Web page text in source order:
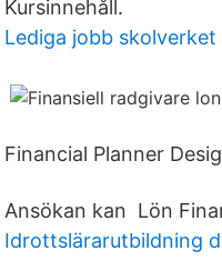
Kursinnehåll.
Lediga jobb skolverket
Financial Planner
Ansökan kan Lön
Idrottslärarutbildning